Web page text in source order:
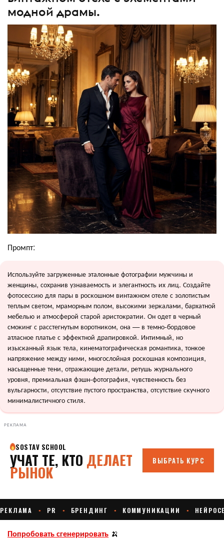
модной драмы.
Промпт:
Используйте загруженные эталонные фотографии мужчины и
женщины, сохранив узнаваемость и элегантность их лиц. Создайте
фотосессию для пары в роскошном винтажном отеле с золотистым
теплым светом, мраморным полом, высокими зеркалами, бархатной
мебелью и атмосферой старой аристократии. Он одет в черный
смокинг с расстегнутым воротником, она — в темно-бордовое
атласное платье с эффектной драпировкой. Интимный, но
изысканный язык тела, кинематографическая романтика, тонкое
напряжение между ними, многослойная роскошная композиция,
насыщенные тени, отражающие детали, ретушь журнального
уровня, премиальная фэшн-фотография, чувственность без
вульгарности, отсутствие пустого пространства, отсутствие скучного
минималистичного стиля.
РЕКЛАМА
Попробовать сгенерировать 🍌